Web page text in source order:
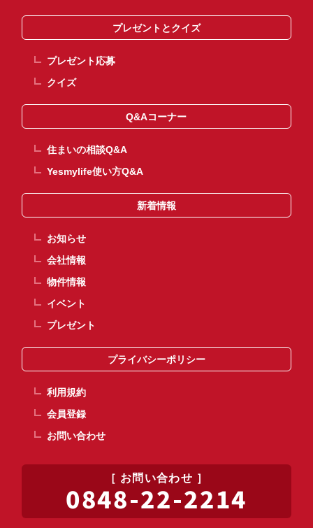
お問い合わせ
0848-22-2214
プレゼントとクイズ
プレゼント応募
クイズ
Q&Aコーナー
住まいの相談Q&A
Yesmylife使い方Q&A
新着情報
お知らせ
会社情報
物件情報
イベント
プレゼント
プライバシーポリシー
利用規約
会員登録
お問い合わせ